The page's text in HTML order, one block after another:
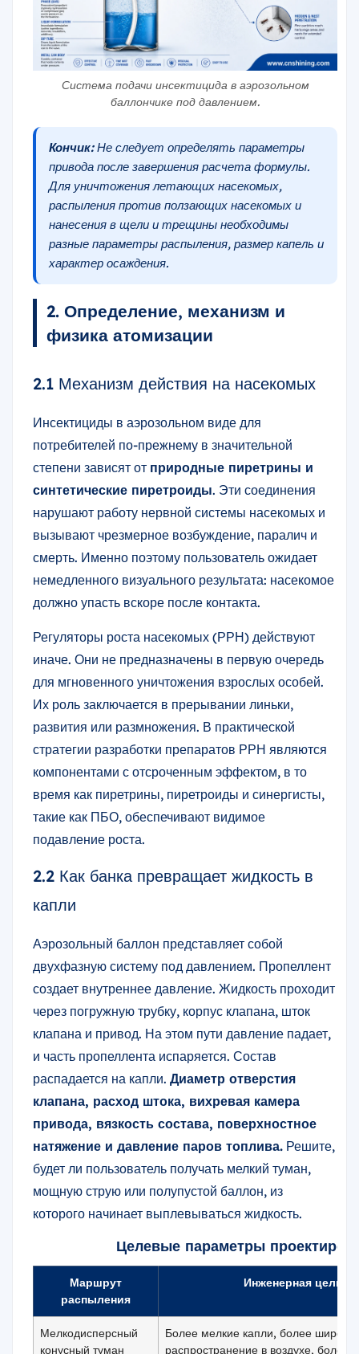
Система подачи инсектицида в аэрозольном
баллончике под давлением.
Кончик:Не следует определять параметры
привода после завершения расчета формулы.
Для уничтожения летающих насекомых,
распыления против ползающих насекомых и
нанесения в щели и трещины необходимы
разные параметры распыления, размер капель и
характер осаждения.
2. Определение, механизм и
физика атомизации
2.1 Механизм действия на насекомых
Инсектициды в аэрозольном виде для
потребителей по-прежнему в значительной
степени зависят от природные пиретрины и
синтетические пиретроиды. Эти соединения
нарушают работу нервной системы насекомых и
вызывают чрезмерное возбуждение, паралич и
смерть. Именно поэтому пользователь ожидает
немедленного визуального результата: насекомое
должно упасть вскоре после контакта.
Регуляторы роста насекомых (РРН) действуют
иначе. Они не предназначены в первую очередь
для мгновенного уничтожения взрослых особей.
Их роль заключается в прерывании линьки,
развития или размножения. В практической
стратегии разработки препаратов РРН являются
компонентами с отсроченным эффектом, в то
время как пиретрины, пиретроиды и синергисты,
такие как ПБО, обеспечивают видимое
подавление роста.
2.2 Как банка превращает жидкость в
капли
Аэрозольный баллон представляет собой
двухфазную систему под давлением. Пропеллент
создает внутреннее давление. Жидкость проходит
через погружную трубку, корпус клапана, шток
клапана и привод. На этом пути давление падает,
и часть пропеллента испаряется. Состав
распадается на капли. Диаметр отверстия
клапана, расход штока, вихревая камера
привода, вязкость состава, поверхностное
натяжение и давление паров топлива. Решите,
будет ли пользователь получать мелкий туман,
мощную струю или полупустой баллон, из
которого начинает выплевываться жидкость.
Целевые параметры
Маршрут
распыления
Инженерная цель
Мелкодисперсный
конусный туман
Более мелкие капли, более
распространение в воздухе, более